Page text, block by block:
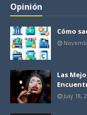
Opinión
Cómo
Las
July 18,